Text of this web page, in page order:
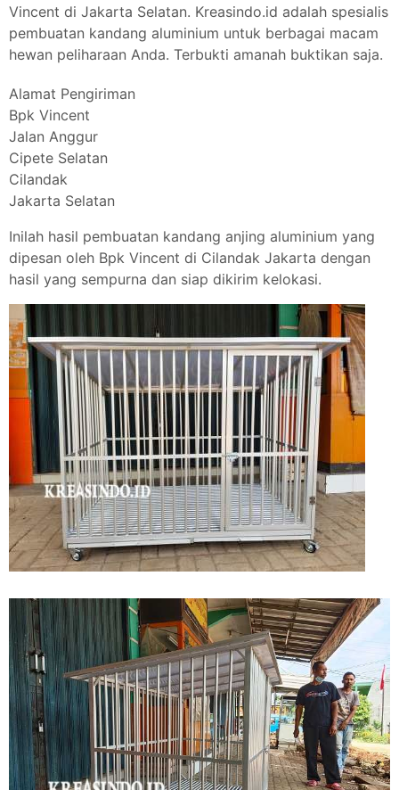
Vincent di Jakarta Selatan. Kreasindo.id adalah spesialis
pembuatan kandang aluminium untuk berbagai macam
hewan peliharaan Anda. Terbukti amanah buktikan saja.
Alamat Pengiriman
Bpk Vincent
Jalan Anggur
Cipete Selatan
Cilandak
Jakarta Selatan
Inilah hasil pembuatan kandang anjing aluminium yang
dipesan oleh Bpk Vincent di Cilandak Jakarta dengan
hasil yang sempurna dan siap dikirim kelokasi.